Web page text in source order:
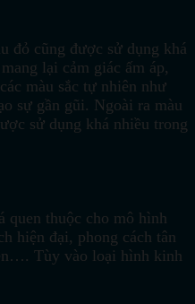
đỏ cũng được sử dụng khá
lại cảm giác ấm áp,
màu sắc tự nhiên như
sự gần gũi. Ngoài ra màu
sử dụng khá nhiều trong
quen thuộc cho mô hình
hiện đại, phong cách tân
Tùy vào loại hình kinh